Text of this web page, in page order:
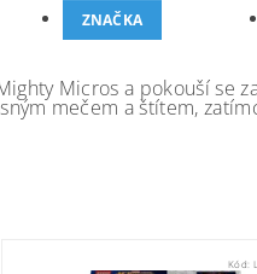
ZNAČKA
Micros a pokouší se
mečem a štítem,
Kód: